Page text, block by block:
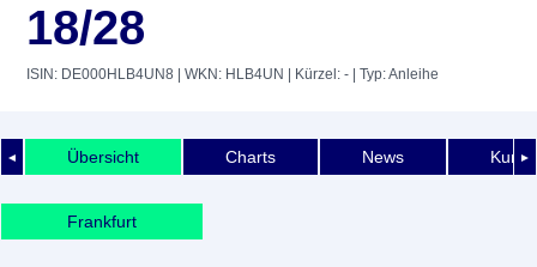
18/28
ISIN: DE000HLB4UN8 | WKN: HLB4UN | Kürzel: - | Typ: Anleihe
◄ ►
Übersicht Charts News
Frankfurt